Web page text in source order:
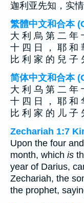
迦利亚先知，实情
繁體中文和合本
大 利 烏 第 二 年
十 四 日 ， 耶 和
比 利 家 的 兒 子
简体中文和合本
大 利 乌 第 二 年
十 四 日 ， 耶 和
比 利 家 的 儿 子
Zechariah 1:7
Upon the four
month, which is
year of Darius,
Zechariah, the
the prophet,